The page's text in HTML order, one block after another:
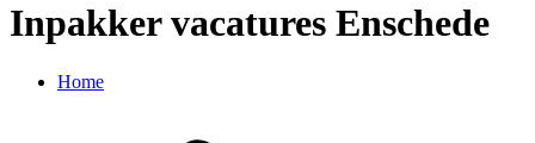
Inpakker vacatures Enschede
Home